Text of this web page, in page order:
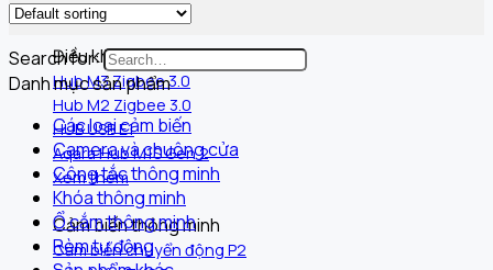
Điều khiển trung tâm
Hub M3 Zigbee 3.0
Hub M2 Zigbee 3.0
HUB USB E1
Aqara Hub M1S Gen 2
Xem thêm
Cảm biến thông minh
Cảm biến chuyển động P2
Search for:
Danh mục sản phẩm
Các loại cảm biến
Camera và chuông cửa
Công tắc thông minh
Khóa thông minh
Ổ cắm thông minh
Rèm tự động